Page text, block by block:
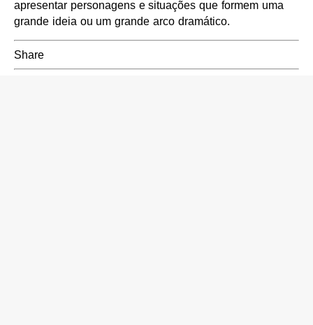
apresentar personagens e situações que formem uma
grande ideia ou um grande arco dramático.
Share